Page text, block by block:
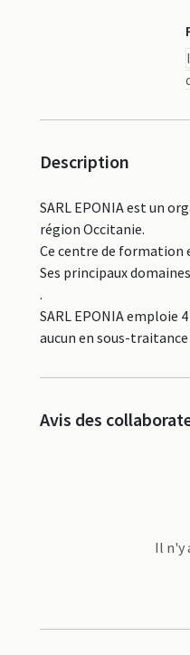
Description
SARL EPONIA est un
région Occitanie.
Ce centre de formation
Ses principaux
.
SARL EPONIA emploie
aucun en sous-
Avis des
Il n'y